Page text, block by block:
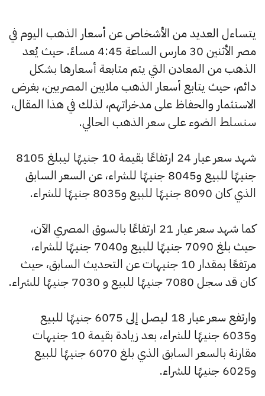
يتساءل العديد من الأشخاص عن أسعار الذهب اليوم في
مصر الأثنين 30 مارس الساعة 4:45 مساءً. حيث يُعد
الذهب من المعادن التي يتم متابعة أسعارها بشكل
دائم، حيث يتابع أسعار الذهب ملايين المصريين، بغرض
الاستثمار والحفاظ على مدخراتهم، لذلك في هذا المقال،
سنسلط الضوء على سعر الذهب الحالي.
شهد سعر عيار 24 ارتفاعًا بقيمة 10 جنيهًا ليبلغ 8105
جنيهًا للبيع و8045 جنيهًا للشراء، عن السعر السابق
الذي كان 8090 جنيهًا للبيع و8035 جنيهًا للشراء.
كما شهد سعر عيار 21 ارتفاعًا بالسوق المصري الآن،
حيث بلغ 7090 جنيهًا للبيع و7040 جنيهًا للشراء،
مرتفعًا بمقدار 10 جنيهات عن التحديث السابق، حيث
كان قد سجل 7080 جنيهًا للبيع و 7030 جنيهًا للشراء.
وارتفع سعر عيار 18 ليصل إلى 6075 جنيهًا للبيع
و6035 جنيهًا للشراء، بعد زيادة بقيمة 10 جنيهات
مقارنة بالسعر السابق الذي بلغ 6070 جنيهًا للبيع
و6025 جنيهًا للشراء.